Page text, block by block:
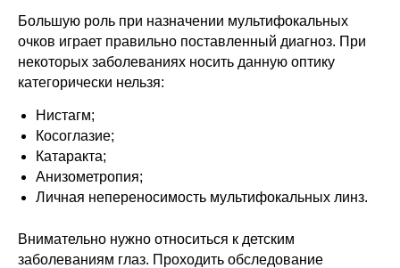
Большую роль при назначении мультифокальных
очков играет правильно поставленный диагноз. При
некоторых заболеваниях носить данную оптику
категорически нельзя:
Нистагм;
Косоглазие;
Катаракта;
Анизометропия;
Личная непереносимость мультифокальных линз.
Внимательно нужно относиться к детским
заболеваниям глаз. Проходить обследование